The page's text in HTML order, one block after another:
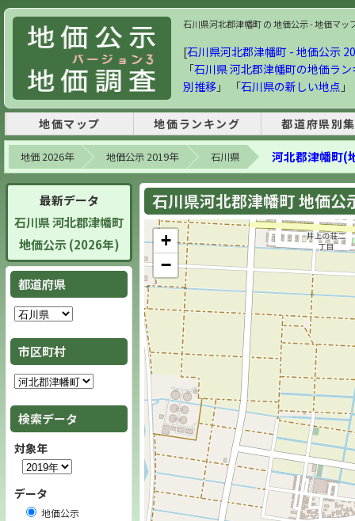
石川県河北郡津幡町 の 地価公示 - 地価マッ
[石川県河北郡津幡町 - 地価公示
「石川県 河北郡津幡町の地価ラ
別推移 」 「石川県の新しい地点
地価マップ 地価ランキング 都道府県別
地価 2026年 地価公示 2019年 石川県 河北郡津幡町(
最新データ
石川県 河北郡津幡町
地価公示 (2026年)
都道府県
市区町村
検索データ
対象年
データ
地価公示
石川県河北郡津幡町 地価
+
−